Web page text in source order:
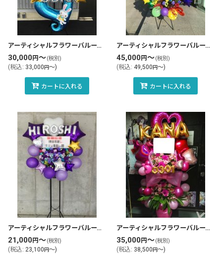
アーティシャルフラワーバルーンスタンド花・フラスタ(tlb-fbs09-zo)
30,000円～(税別)
(税込: 33,000 円～)
カートに入れる
アーティシャルフラワーバルーンスタンド花・フラスタ(tlb-fbs50-zo)
45,000円～(税別)
(税込: 49,500 円～)
カートに入れる
アーティシャルフラワーバルーンスタンド花・フラスタ(tlb-fbs44-zo)
21,000円～(税別)
(税込: 23,100 円～)
アーティシャルフラワーバルーンスタンド花・フラスタ(tlb-fbs10-zo)
35,000円～(税別)
(税込: 38,500 円～)